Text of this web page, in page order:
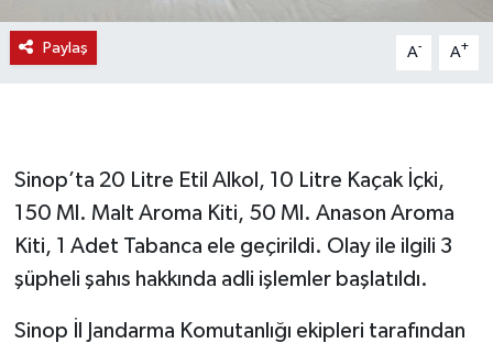
Paylaş A- A+
Sinop’ta 20 Litre Etil Alkol, 10 Litre Kaçak İçki,
150 Ml. Malt Aroma Kiti, 50 Ml. Anason Aroma
Kiti, 1 Adet Tabanca ele geçirildi. Olay ile ilgili 3
şüpheli şahıs hakkında adli işlemler başlatıldı.
Sinop İl Jandarma Komutanlığı ekipleri tarafından